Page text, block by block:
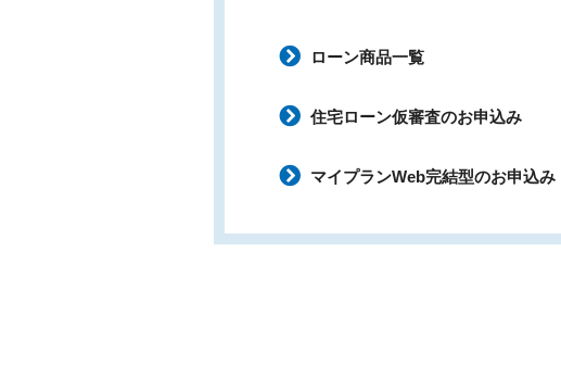
ローン商品一覧
住宅ローン仮審査のお申込み
マイプランWeb完結型のお申込み